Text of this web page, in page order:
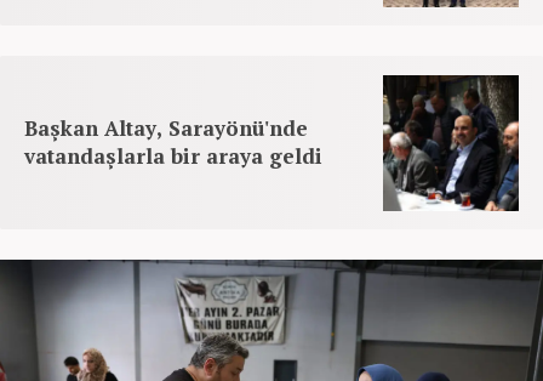
Başkan Altay, Sarayönü'nde
vatandaşlarla bir araya geldi